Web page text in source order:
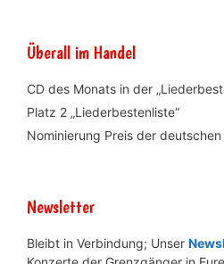
Überall im Handel
CD des Monats in der
Platz 2 „Liederbestenliste“
Nominierung Preis der
Newsletter
Bleibt in Verbindung; Unser